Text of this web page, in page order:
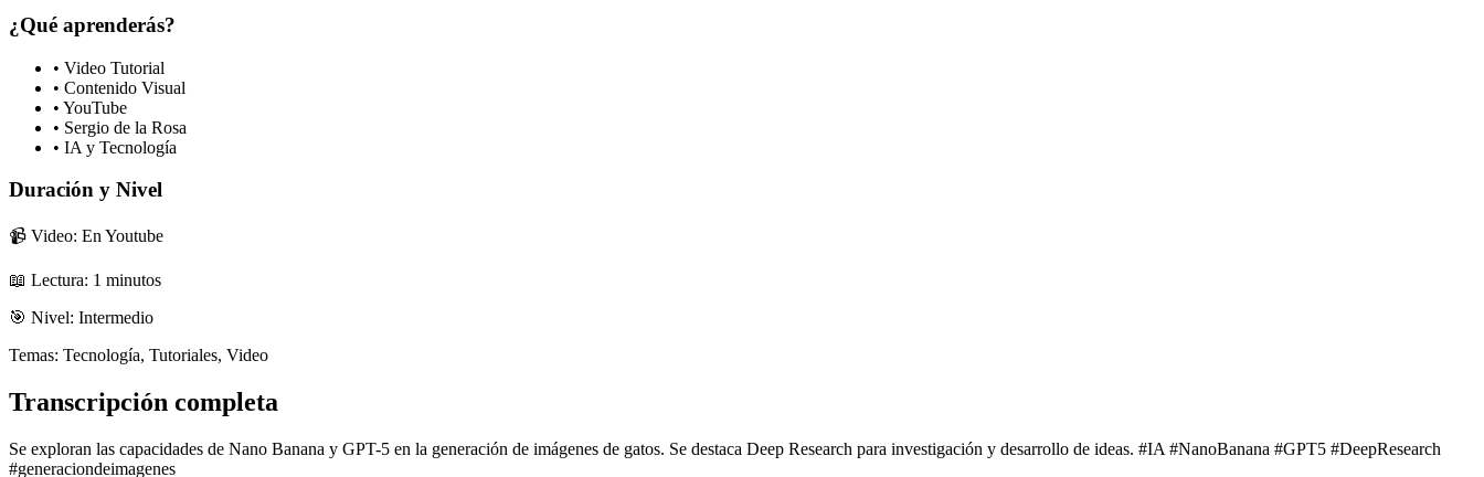
¿Qué aprenderás?
• Video Tutorial
• Contenido Visual
• YouTube
• Sergio de la Rosa
• IA y Tecnología
Duración y Nivel
📹 Video: En Youtube
📖 Lectura: 1 minutos
🎯 Nivel: Intermedio
Temas: Tecnología, Tutoriales, Video
Transcripción completa
Se exploran las capacidades de Nano Banana y GPT-5 en la generación de imágenes de gatos. Se destaca Deep Research para investigación y desarrollo de ideas. #IA #NanoBanana #GPT5 #DeepResearch
#generaciondeimagenes